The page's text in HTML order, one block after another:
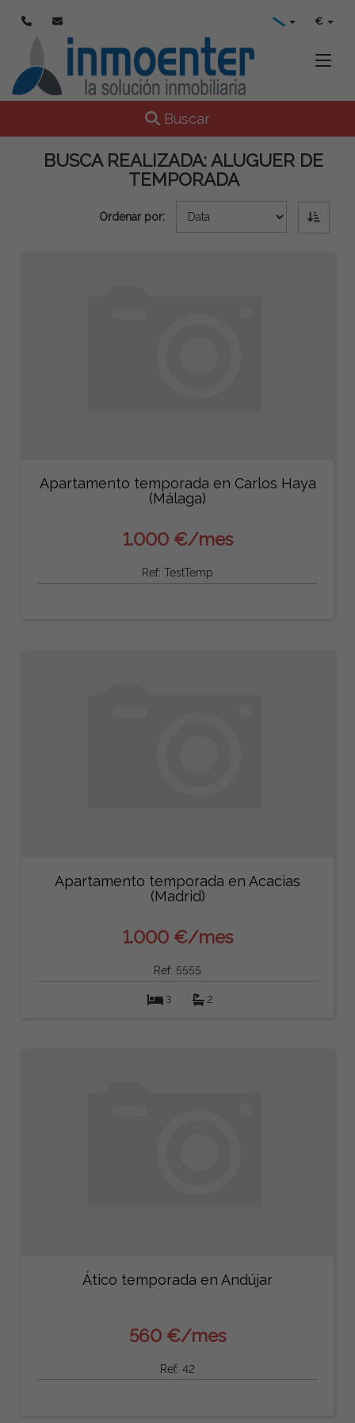
€
Toggle navigation
Buscar
BUSCA REALIZADA:ALUGUER DE
TEMPORADA
Ordenar por:
Apartamento temporada en Carlos Haya
(Málaga)
1.000 €/mes
Ref: TestTemp
Apartamento temporada en Acacias
(Madrid)
1.000 €/mes
Ref: 5555
3 2
Ático temporada en Andújar
560 €/mes
Ref: 42